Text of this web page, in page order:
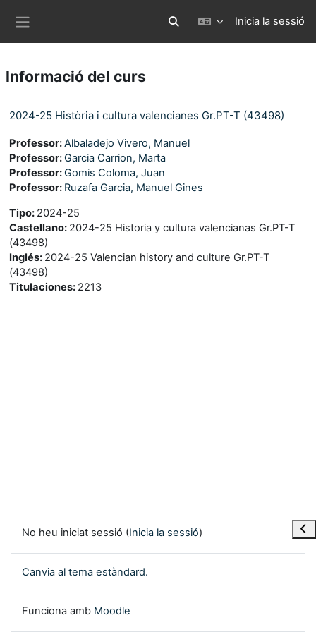
Commuta l'entrada de la cerca
Inicia la sessió
Informació del curs
2024-25 Història i cultura valencianes Gr.PT-T (43498)
Professor:Albaladejo Vivero, Manuel
Professor:Garcia Carrion, Marta
Professor:Gomis Coloma, Juan
Professor: Ruzafa Garcia, Manuel Gines
Tipo: 2024-25
Castellano: 2024-25 Historia y cultura valencianas Gr.PT-T
(43498)
Inglés: 2024-25 Valencian history and culture Gr.PT-T
(43498)
Titulaciones: 2213
No heu iniciat sessió (Inicia la sessió)
Canvia al tema estàndard.
Funciona amb Moodle